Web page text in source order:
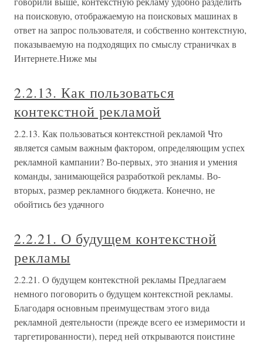
на поисковую, отображаемую на поисковых машинах в
ответ на запрос пользователя, и собственно контекстную,
показываемую на подходящих по смыслу страничках в
Интернете.Ниже мы
2.2.13. Как пользоваться
контекстной рекламой
2.2.13. Как пользоваться контекстной рекламой Что
является самым важным фактором, определяющим успех
рекламной кампании? Во-первых, это знания и умения
команды, занимающейся разработкой рекламы. Во-
вторых, размер рекламного бюджета. Конечно, не
обойтись без удачного
2.2.21. О будущем контекстной
рекламы
2.2.21. О будущем контекстной рекламы Предлагаем
немного поговорить о будущем контекстной рекламы.
Благодаря основным преимуществам этого вида
рекламной деятельности (прежде всего ее измеримости и
таргетированности), перед ней открываются поистине